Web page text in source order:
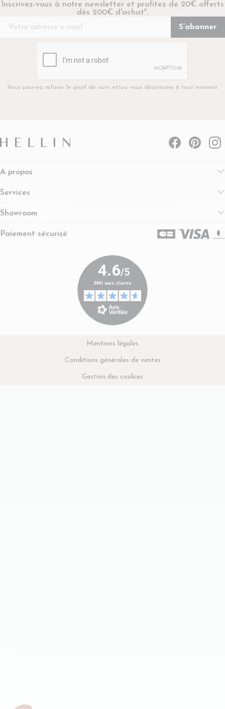
Inscrivez-vous à notre newsletter et profitez de 20€ offerts
dès 200€ d'achat*.
Vous pouvez refuser le pixel de suivi et/ou vous désinscrire à tout moment.
A propos
Services
Showroom
Paiement sécurisé
Mentions légales
Conditions générales de ventes
Gestion des cookies